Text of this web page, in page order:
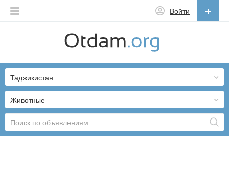
Войти
English
Русский
Українська
Животные
Таджикистан